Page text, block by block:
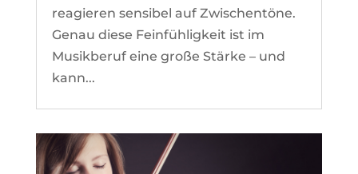
reagieren sensibel auf Zwischentöne.
Genau diese Feinfühligkeit ist im
Musikberuf eine große Stärke – und
kann...